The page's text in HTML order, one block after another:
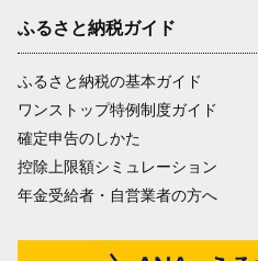
ふるさと納税ガイド
ふるさと納税の基本ガイド
ワンストップ特例制度ガイド
確定申告のしかた
控除上限額シミュレーション
年金受給者・自営業者の方へ